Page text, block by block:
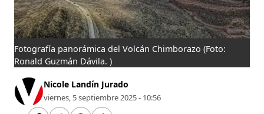
Fotografía panorámica del Volcán Chimborazo (Foto:
Ronald Guzmán Dávila. )
Nicole Landín Jurado
viernes, 5 septiembre 2025 - 10:56